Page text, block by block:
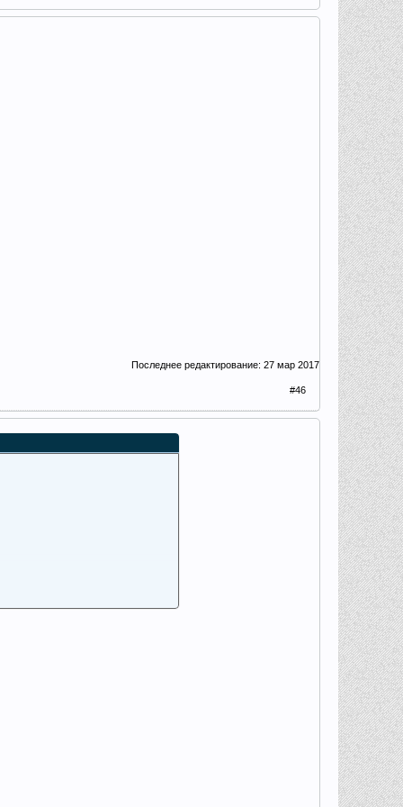
Последнее редактирование: 27 мар 2017
#46